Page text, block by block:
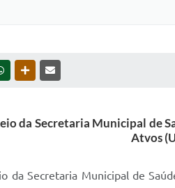
WHATSAPPOUTRAS MÍDIAS
da Secretaria Municipal de
Atvos
Secretaria Municipal de